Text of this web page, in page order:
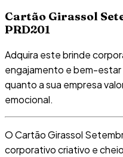
Cartão Girassol
PRD201
Adquira este brinde
engajamento e bem-
quanto a sua empresa
emocional.
O Cartão Girassol
corporativo criativo e